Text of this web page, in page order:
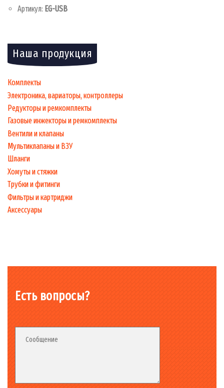
Артикул: EG-USB
Наша продукция
Комплекты
Электроника, вариаторы, контроллеры
Редукторы и ремкомплекты
Газовые инжекторы и ремкомплекты
Вентили и клапаны
Мультиклапаны и ВЗУ
Шланги
Хомуты и стяжки
Трубки и фитинги
Фильтры и картриджи
Аксессуары
Есть вопросы?
Fieldset
Сообщение